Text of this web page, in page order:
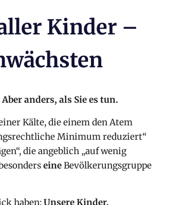
Kinder –
anders, als Sie es tun.
Kälte, die einem den Atem
Minimum reduziert“
die angeblich „auf wenig
eineBevölkerungsgruppe
haben:Unsere Kinder.